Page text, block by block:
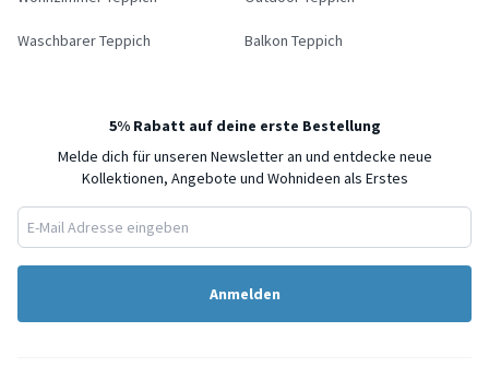
Waschbarer Teppich Balkon Teppich
5% Rabatt auf deine erste Bestellung
Melde dich für unseren Newsletter an und entdecke neue
Kollektionen, Angebote und Wohnideen als Erstes
Anmelden